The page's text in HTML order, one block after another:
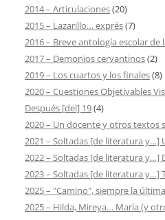
2014 – Articulaciones(20)
2015 – Lazarillo… exprés(7)
2016 – Breve antología escolar de
2017 – Demonios cervantinos(2)
2019 – Los cuartos y los finales(8)
2020 – Cuestiones Objetivables
Después [del] 19(4)
2020 – Un docente y otros textos
2021 – Soltadas [de literatura y…]
2022 – Soltadas [de literatura y…]
2023 – Soltadas [de literatura y…]
2025 – "Camino", siempre la
2025 – Hilda, Mireya… María (y